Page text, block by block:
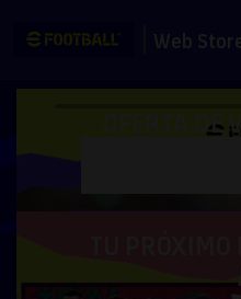
OFERTA DE